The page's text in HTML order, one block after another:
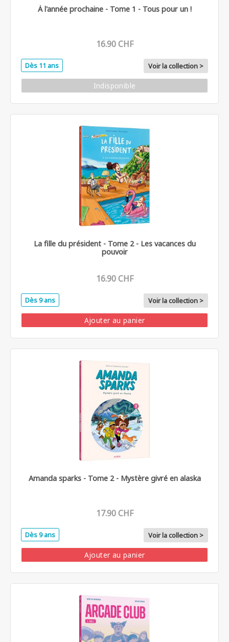
À l'année prochaine - Tome 1 - Tous pour un !
16.90 CHF
Dès 11 ans Voir la collection >
Indisponible
La fille du président - Tome 2 - Les vacances du
pouvoir
16.90 CHF
Dès 9 ans Voir la collection >
Ajouter au panier
Amanda sparks - Tome 2 - Mystère givré en alaska
17.90 CHF
Dès 9 ans Voir la collection >
Ajouter au panier